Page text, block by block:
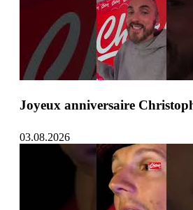
Joyeux anniversaire
03.08.2026